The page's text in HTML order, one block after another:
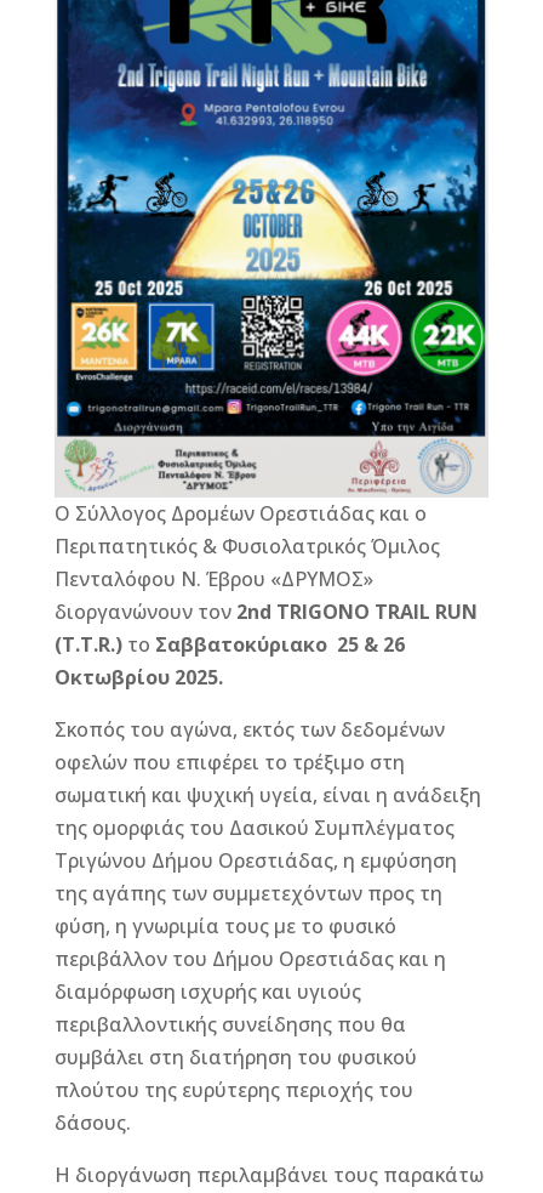
o
o
k
g
e
r
st
Ο Σύλλογος Δρομέων Ορεστιάδας και ο
Περιπατητικός & Φυσιολατρικός Όμιλος
Πενταλόφου Ν. Έβρου «ΔΡΥΜΟΣ»
διοργανώνουν τον 2nd TRIGONO TRAIL RUN
(T.T.R.)το Σαββατοκύριακο 25 & 26
Οκτωβρίου 2025.
Σκοπός του αγώνα, εκτός των δεδομένων
οφελών που επιφέρει το τρέξιμο στη
σωματική και ψυχική υγεία, είναι η ανάδειξη
της ομορφιάς του Δασικού Συμπλέγματος
Τριγώνου Δήμου Ορεστιάδας, η εμφύσηση
της αγάπης των συμμετεχόντων προς τη
φύση, η γνωριμία τους με το φυσικό
περιβάλλον του Δήμου Ορεστιάδας και η
διαμόρφωση ισχυρής και υγιούς
περιβαλλοντικής συνείδησης που θα
συμβάλει στη διατήρηση του φυσικού
πλούτου της ευρύτερης περιοχής του
δάσους.
Η διοργάνωση περιλαμβάνει τους παρακάτω